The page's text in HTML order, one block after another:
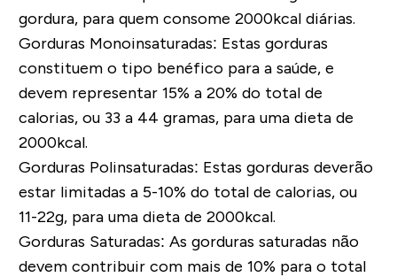
gordura, para quem consome 2000kcal diárias.
Gorduras Monoinsaturadas: Estas gorduras
constituem o tipo benéfico para a saúde, e
devem representar 15% a 20% do total de
calorias, ou 33 a 44 gramas, para uma dieta de
2000kcal.
Gorduras Polinsaturadas: Estas gorduras deverão
estar limitadas a 5-10% do total de calorias, ou
11-22g, para uma dieta de 2000kcal.
Gorduras Saturadas: As gorduras saturadas não
devem contribuir com mais de 10% para o total